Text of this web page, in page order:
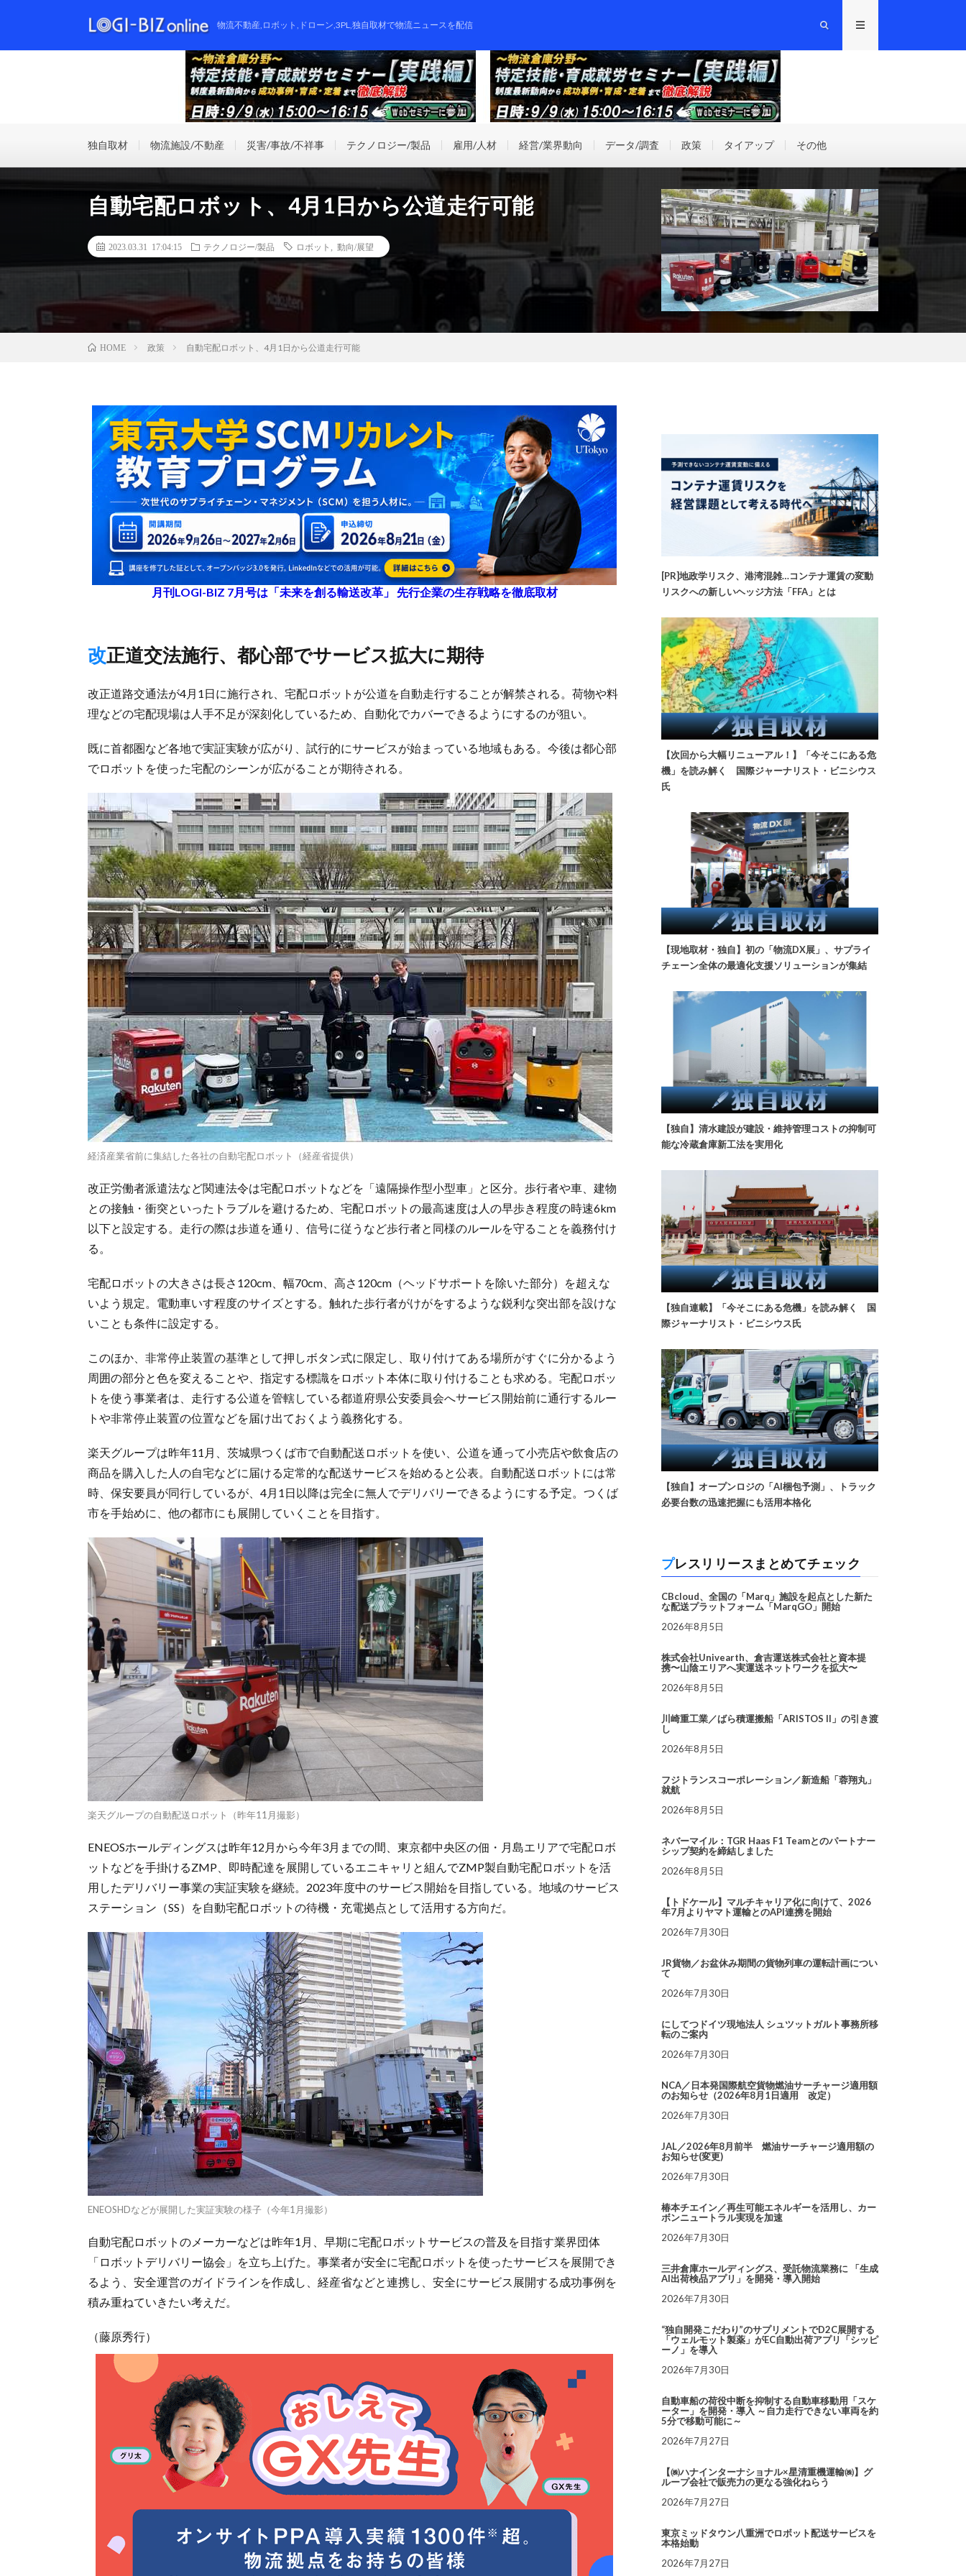
物流不動産,ロボット,ドローン,3PL,独自取材で物流ニュースを配信
独自取材 物流施設/不動産 災害/事故/不祥事 テクノロジー/製品 雇用/人材 経営/業界動向 データ/調査 政策 タイアップ その他
自動宅配ロボット、4月1日から公道走行可能
2023.03.31 17:04:15 テクノロジー/製品 ロボット 動向/展望
HOME 政策 自動宅配ロボット、4月1日から公道走行可能
月刊LOGI-BIZ 7月号は「未来を創る輸送改革」 先行企業の生存戦略を徹底取材
改正道交法施行、都心部でサービス拡大に期待
改正道路交通法が4月1日に施行され、宅配ロボットが公道を自動走行することが解禁される。荷物や料
理などの宅配現場は人手不足が深刻化しているため、自動化でカバーできるようにするのが狙い。
既に首都圏など各地で実証実験が広がり、試行的にサービスが始まっている地域もある。今後は都心部
でロボットを使った宅配のシーンが広がることが期待される。
経済産業省前に集結した各社の自動宅配ロボット（経産省提供）
改正労働者派遣法など関連法令は宅配ロボットなどを「遠隔操作型小型車」と区分。歩行者や車、建物
との接触・衝突といったトラブルを避けるため、宅配ロボットの最高速度は人の早歩き程度の時速6km
以下と設定する。走行の際は歩道を通り、信号に従うなど歩行者と同様のルールを守ることを義務付け
る。
宅配ロボットの大きさは長さ120cm、幅70cm、高さ120cm（ヘッドサポートを除いた部分）を超えな
いよう規定。電動車いす程度のサイズとする。触れた歩行者がけがをするような鋭利な突出部を設けな
いことも条件に設定する。
このほか、非常停止装置の基準として押しボタン式に限定し、取り付けてある場所がすぐに分かるよう
周囲の部分と色を変えることや、指定する標識をロボット本体に取り付けることも求める。宅配ロボッ
トを使う事業者は、走行する公道を管轄している都道府県公安委員会へサービス開始前に通行するルー
トや非常停止装置の位置などを届け出ておくよう義務化する。
楽天グループは昨年11月、茨城県つくば市で自動配送ロボットを使い、公道を通って小売店や飲食店の
商品を購入した人の自宅などに届ける定常的な配送サービスを始めると公表。自動配送ロボットには常
時、保安要員が同行しているが、4月1日以降は完全に無人でデリバリーできるようにする予定。つくば
市を手始めに、他の都市にも展開していくことを目指す。
楽天グループの自動配送ロボット（昨年11月撮影）
ENEOSホールディングスは昨年12月から今年3月までの間、東京都中央区の佃・月島エリアで宅配ロボ
ットなどを手掛けるZMP、即時配達を展開しているエニキャリと組んでZMP製自動宅配ロボットを活
用したデリバリー事業の実証実験を継続。2023年度中のサービス開始を目指している。地域のサービス
ステーション（SS）を自動宅配ロボットの待機・充電拠点として活用する方向だ。
ENEOSHDなどが展開した実証実験の様子（今年1月撮影）
自動宅配ロボットのメーカーなどは昨年1月、早期に宅配ロボットサービスの普及を目指す業界団体
「ロボットデリバリー協会」を立ち上げた。事業者が安全に宅配ロボットを使ったサービスを展開でき
るよう、安全運営のガイドラインを作成し、経産省などと連携し、安全にサービス展開する成功事例を
積み重ねていきたい考えだ。
（藤原秀行）
[PR]地政学リスク、港湾混雑…コンテナ運賃の変動
リスクへの新しいヘッジ方法「FFA」とは
【次回から大幅リニューアル！】「今そこにある危
機」を読み解く 国際ジャーナリスト・ビニシウス
氏
【現地取材・独自】初の「物流DX展」、サプライ
チェーン全体の最適化支援ソリューションが集結
【独自】清水建設が建設・維持管理コストの抑制可
能な冷蔵倉庫新工法を実用化
【独自連載】「今そこにある危機」を読み解く 国
際ジャーナリスト・ビニシウス氏
【独自】オープンロジの「AI梱包予測」、トラック
必要台数の迅速把握にも活用本格化
プレスリリースまとめてチェック
CBcloud、全国の「Marq」施設を起点とした新た
な配送プラットフォーム「MarqGO」開始
2026年8月5日
株式会社Univearth、倉吉運送株式会社と資本提
携〜山陰エリアへ実運送ネットワークを拡大〜
2026年8月5日
川崎重工業／ばら積運搬船「ARISTOS II」の引き渡
し
2026年8月5日
フジトランスコーポレーション／新造船「蓉翔丸」
就航
2026年8月5日
ネバーマイル：TGR Haas F1 Teamとのパートナー
シップ契約を締結しました
2026年8月5日
【トドケール】マルチキャリア化に向けて、2026
年7月よりヤマト運輸とのAPI連携を開始
2026年7月30日
JR貨物／お盆休み期間の貨物列車の運転計画につい
て
2026年7月30日
にしてつドイツ現地法人 シュツットガルト事務所移
転のご案内
2026年7月30日
NCA／日本発国際航空貨物燃油サーチャージ適用額
のお知らせ（2026年8月1日適用 改定）
2026年7月30日
JAL／2026年8月前半 燃油サーチャージ適用額の
お知らせ(変更)
2026年7月30日
椿本チエイン／再生可能エネルギーを活用し、カー
ボンニュートラル実現を加速
2026年7月30日
三井倉庫ホールディングス、受託物流業務に 「生成
AI出荷検品アプリ」を開発・導入開始
2026年7月30日
“独自開発こだわり”のサプリメントでD2C展開する
「ウェルモット製薬」がEC自動出荷アプリ「シッピ
ーノ」を導入
2026年7月30日
自動車船の荷役中断を抑制する自動車移動用「スケ
ーター」を開発・導入 ～自力走行できない車両を約
5分で移動可能に～
2026年7月27日
【㈱ハナインターナショナル×星清重機運輸㈱】グ
ループ会社で販売力の更なる強化ねらう
2026年7月27日
東京ミッドタウン八重洲でロボット配送サービスを
本格始動
2026年7月27日